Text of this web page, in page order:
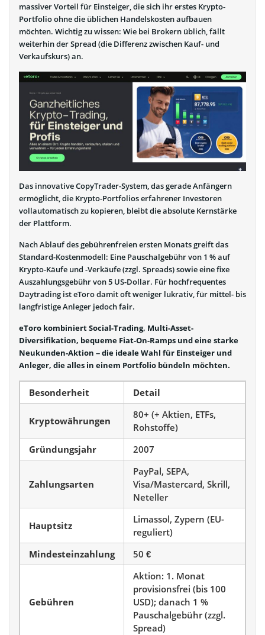
massiver Vorteil für Einsteiger, die sich ihr erstes Krypto-
Portfolio ohne die üblichen Handelskosten aufbauen
möchten. Wichtig zu wissen: Wie bei Brokern üblich, fällt
weiterhin der Spread (die Differenz zwischen Kauf- und
Verkaufskurs) an.
Das innovative CopyTrader-System, das gerade Anfängern
ermöglicht, die Krypto-Portfolios erfahrener Investoren
vollautomatisch zu kopieren, bleibt die absolute Kernstärke
der Plattform.
Nach Ablauf des gebührenfreien ersten Monats greift das
Standard-Kostenmodell: Eine Pauschalgebühr von 1 % auf
Krypto-Käufe und -Verkäufe (zzgl. Spreads) sowie eine fixe
Auszahlungsgebühr von 5 US-Dollar. Für hochfrequentes
Daytrading ist eToro damit oft weniger lukrativ, für mittel- bis
langfristige Anleger jedoch fair.
eToro kombiniert Social-Trading, Multi-Asset-
Diversifikation, bequeme Fiat-On-Ramps und eine starke
Neukunden-Aktion – die ideale Wahl für Einsteiger und
Anleger, die alles in einem Portfolio bündeln möchten.
Besonderheit Detail
Kryptowährungen
80+ (+ Aktien, ETFs,
Rohstoffe)
Gründungsjahr
2007
Zahlungsarten
PayPal, SEPA,
Visa/Mastercard, Skrill,
Neteller
Hauptsitz
Limassol, Zypern (EU-
reguliert)
Mindesteinzahlung
50 €
Gebühren
Aktion: 1. Monat
provisionsfrei (bis 100
USD); danach 1 %
Pauschalgebühr (zzgl.
Spread)